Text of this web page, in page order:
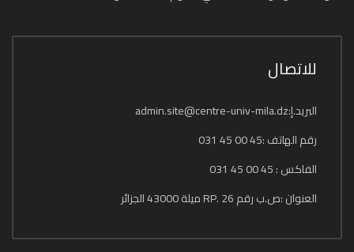
للاتصال
البريد.إ:admin.site@centre-univ-mila.dz
رقم الهاتف :45 00 45 031
الفاكس : 45 00 45 031
العنوان :ص.ب رقم 26 .RP ميلة 43000 الجزائر